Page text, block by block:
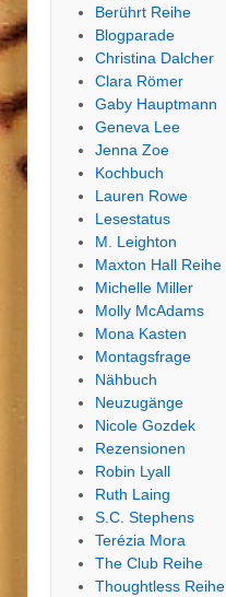
Berührt Reihe
Blogparade
Christina Dalcher
Clara Römer
Gaby Hauptmann
Geneva Lee
Jenna Zoe
Kochbuch
Lauren Rowe
Lesestatus
M. Leighton
Maxton Hall Reihe
Michelle Miller
Molly McAdams
Mona Kasten
Montagsfrage
Nähbuch
Neuzugänge
Nicole Gozdek
Rezensionen
Robin Lyall
Ruth Laing
S.C. Stephens
Terézia Mora
The Club Reihe
Thoughtless Reihe